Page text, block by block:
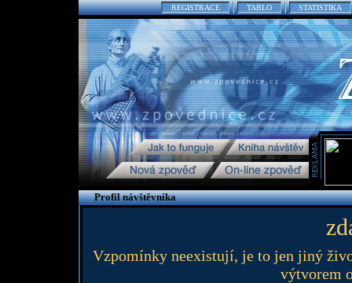
REGISTRACE TABLO STATISTIKA
Profil návštěvníka
Vzpomínky neexistují, je to jen jiný
výtvorem